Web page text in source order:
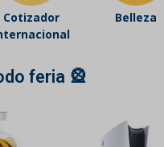
Cotizador
Belleza
feria 🎡